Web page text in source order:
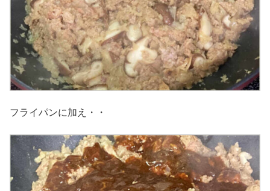
フライパンに加え・・